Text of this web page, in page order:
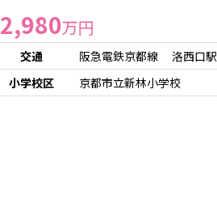
2,980万円
交通 阪急電鉄京都線 洛西口駅
小学校区
京都市立新林小学校